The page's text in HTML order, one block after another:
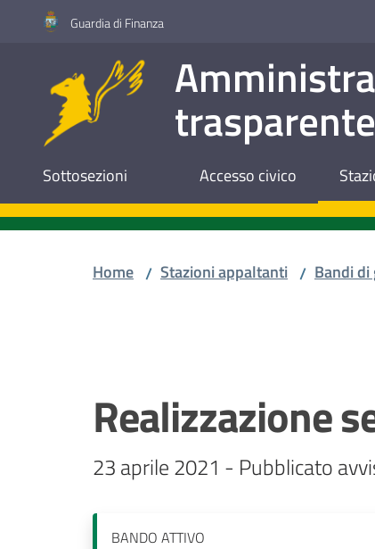
Vai al contenuto
Vai alla navigazione
Vai al footerGuardia di Finanza
trasparente
Sottosezioni Accesso civico
Home / Stazioni appaltanti / Bandi di
Realizzazione
23 aprile 2021 - Pubblicato
BANDO ATTIVO